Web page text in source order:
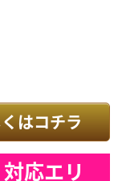
はコチラ
応エリ